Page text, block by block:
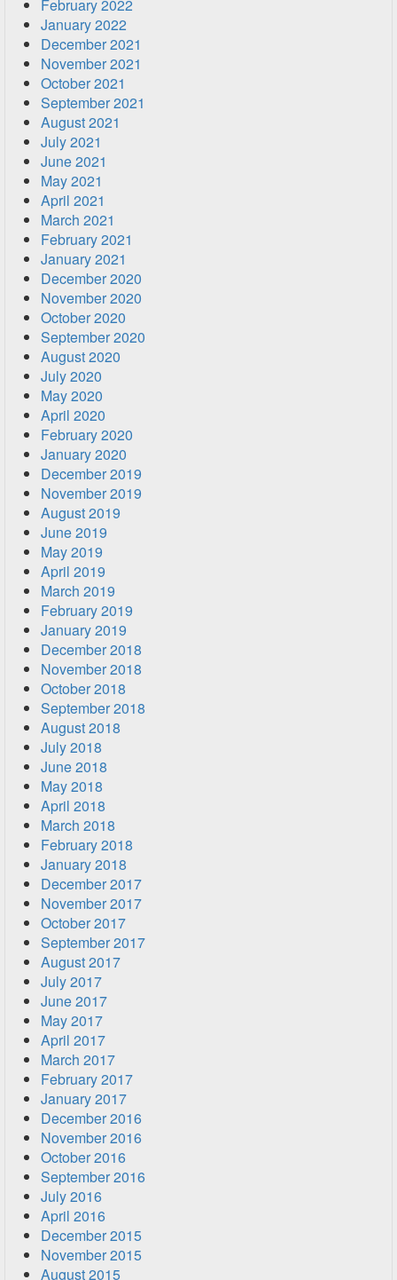
February 2022
January 2022
December 2021
November 2021
October 2021
September 2021
August 2021
July 2021
June 2021
May 2021
April 2021
March 2021
February 2021
January 2021
December 2020
November 2020
October 2020
September 2020
August 2020
July 2020
May 2020
April 2020
February 2020
January 2020
December 2019
November 2019
August 2019
June 2019
May 2019
April 2019
March 2019
February 2019
January 2019
December 2018
November 2018
October 2018
September 2018
August 2018
July 2018
June 2018
May 2018
April 2018
March 2018
February 2018
January 2018
December 2017
November 2017
October 2017
September 2017
August 2017
July 2017
June 2017
May 2017
April 2017
March 2017
February 2017
January 2017
December 2016
November 2016
October 2016
September 2016
July 2016
April 2016
December 2015
November 2015
August 2015